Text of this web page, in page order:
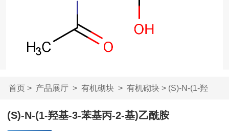
首页> 产品展厅> 有机砌块> 有机砌块> (S)-N-(1-羟
基-3-苯基丙-2-基)...
(S)-N-(1-羟基-3-苯基丙-2-基)乙酰胺